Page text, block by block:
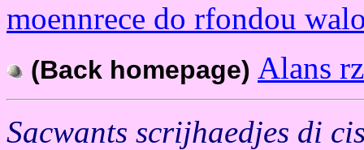
moennrece do rfondou
(Back homepage) Alans
Sacwants scrijhaedjes di